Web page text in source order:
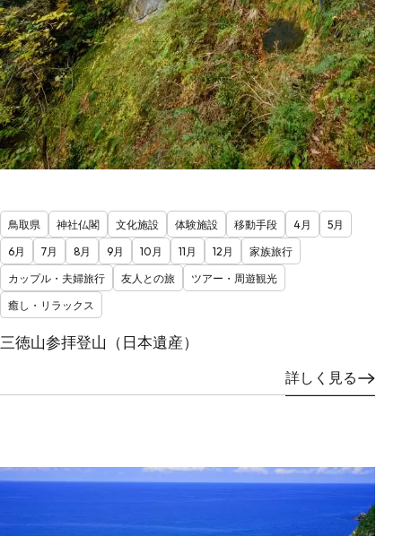
鳥取県 神社仏閣 文化施設 体験施設 移動手段 4月
5月
6月
7月 8月 9月 10月 11月 12月
家族旅行
カップル・夫婦旅行
友人との旅
ツアー・周遊観光
癒し・リラックス
三徳山参拝登山（日本遺産）
詳しく見る